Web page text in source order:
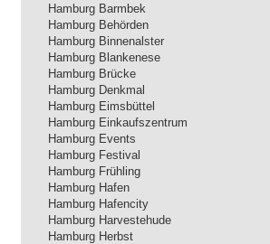
Hamburg Barmbek
Hamburg Behörden
Hamburg Binnenalster
Hamburg Blankenese
Hamburg Brücke
Hamburg Denkmal
Hamburg Eimsbüttel
Hamburg Einkaufszentrum
Hamburg Events
Hamburg Festival
Hamburg Frühling
Hamburg Hafen
Hamburg Hafencity
Hamburg Harvestehude
Hamburg Herbst